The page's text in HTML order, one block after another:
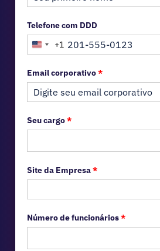
Telefone com DDD
United States +1
+1
Email corporativo*
Seu cargo*
Site da Empresa*
Número de funcionários*